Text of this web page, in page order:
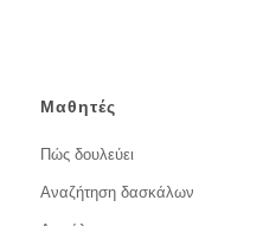
Μαθητές
Πώς δουλεύει
Αναζήτηση δασκάλων